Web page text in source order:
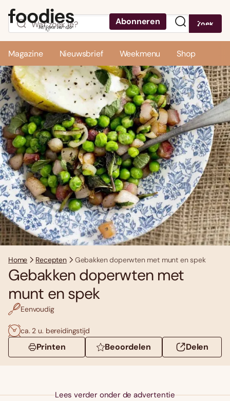
Abonneren Zoek
Magazine Nieuwsbrief Weekmenu Shop
Home Recepten Gebakken doperwten met munt en spek
Gebakken doperwten met
munt en spek
Eenvoudig
ca. 2 u. bereidingstijd
Printen Beoordelen Delen
Lees verder onder de advertentie